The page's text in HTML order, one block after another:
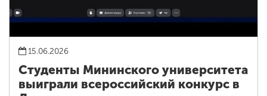
15.06.2026
Студенты Мининского университета
выиграли всероссийский конкурс в